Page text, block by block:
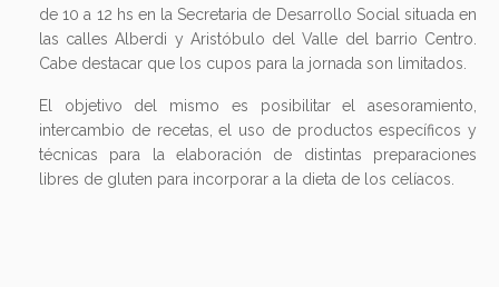
de 10 a 12 hs en la Secretaria de Desarrollo Social situada en
las calles Alberdi y Aristóbulo del Valle del barrio Centro.
Cabe destacar que los cupos para la jornada son limitados.
El objetivo del mismo es posibilitar el asesoramiento,
intercambio de recetas, el uso de productos específicos y
técnicas para la elaboración de distintas preparaciones
libres de gluten para incorporar a la dieta de los celíacos.